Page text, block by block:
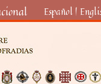
Español |